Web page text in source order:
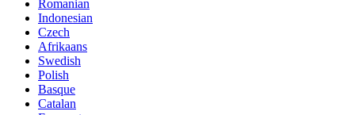
Romanian
Indonesian
Czech
Afrikaans
Swedish
Polish
Basque
Catalan